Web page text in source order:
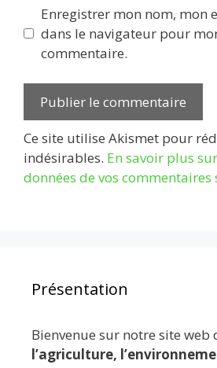
Enregistrer mon nom, mon
dans le navigateur pour
commentaire.
Ce site utilise Akismet pour
indésirables. En savoir plus
données de vos commentaires
Présentation
Bienvenue sur notre site web
l’agriculture,